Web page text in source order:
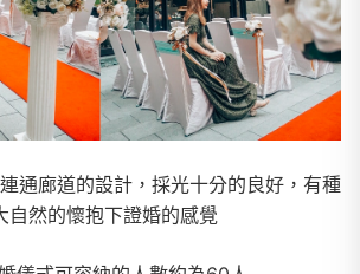
通廊道的設計，採光十分的良好，有種
自然的懷抱下證婚的感覺